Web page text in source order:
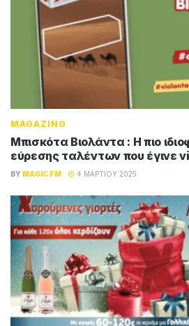
MAGAZINO
Μπισκότα Βιολάντα : Η πιο
εύρεσης ταλέντων που έγινε
BY MAGIC FM 4 ΜΑΡΤΊΟΥ 2025